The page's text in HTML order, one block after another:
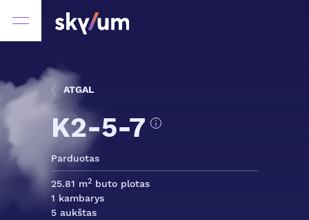
ATGAL
K2-5-7
Parduotas
25.81 m2 buto plotas
1 kambarys
5 aukštas